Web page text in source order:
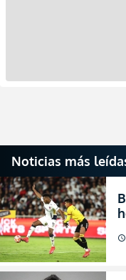
Noticias más
schedule